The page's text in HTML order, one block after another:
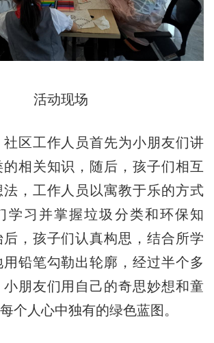
活动现场
工作人员首先为小朋友们讲
相关知识，随后，孩子们相互
，工作人员以寓教于乐的方式
学习并掌握垃圾分类和环保知
，孩子们认真构思，结合所学
铅笔勾勒出轮廓，经过半个多
朋友们用自己的奇思妙想和童
个人心中独有的绿色蓝图。